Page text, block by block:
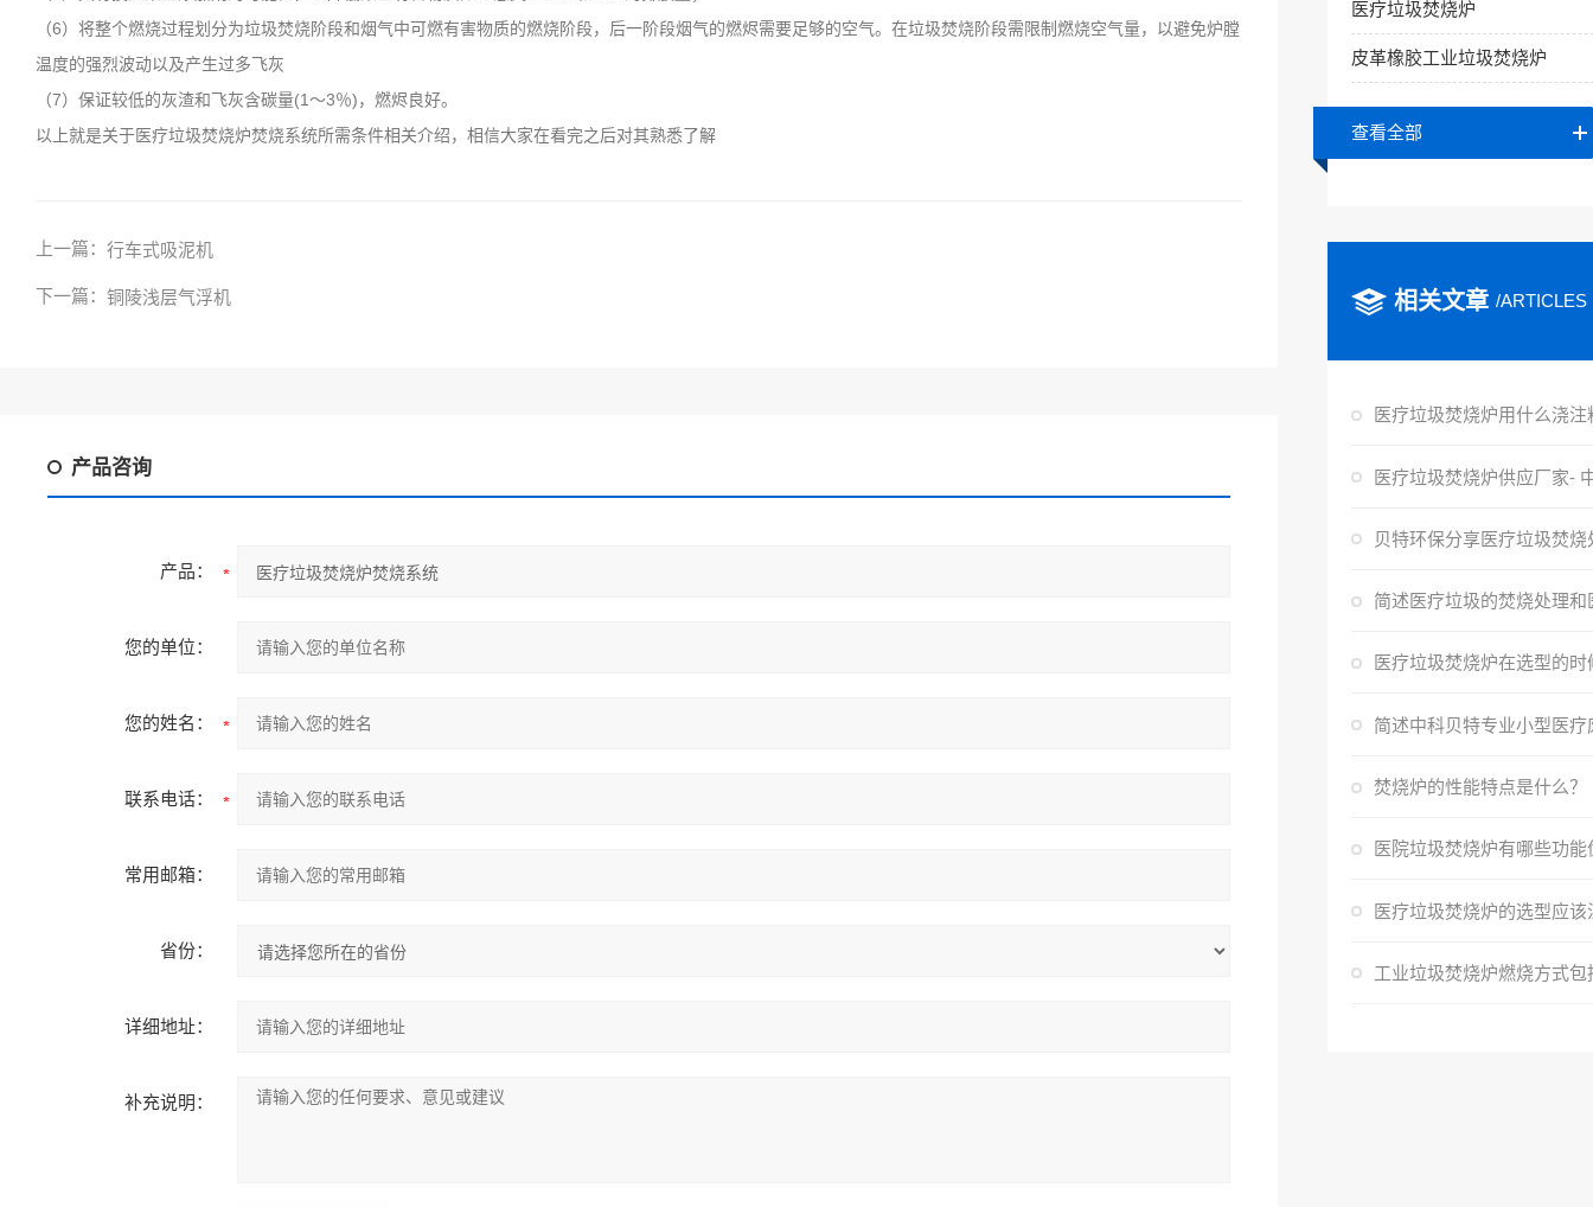
（6）将整个燃烧过程划分为垃圾焚烧阶段和烟气中可燃有害物质的燃烧阶段，后一阶段烟气的燃烬需要足够的空气。在垃圾焚烧阶段需限制燃烧空气量，以避免炉膛
温度的强烈波动以及产生过多飞灰
（7）保证较低的灰渣和飞灰含碳量(1～3％)，燃烬良好。
以上就是关于医疗垃圾焚烧炉焚烧系统所需条件相关介绍，相信大家在看完之后对其熟悉了解
上一篇： 行车式吸泥机
下一篇： 铜陵浅层气浮机
产品咨询
产品：
您的单位：
您的姓名：
联系电话：
常用邮箱：
省份：
详细地址：
补充说明：
医疗垃圾焚烧炉
皮革橡胶工业垃圾焚烧炉
查看全部
相关文章 /ARTICLES
焚烧炉的性能特点是什么？